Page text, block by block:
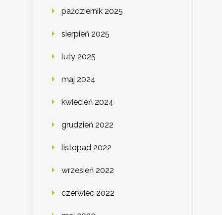
październik 2025
sierpień 2025
luty 2025
maj 2024
kwiecień 2024
grudzień 2022
listopad 2022
wrzesień 2022
czerwiec 2022